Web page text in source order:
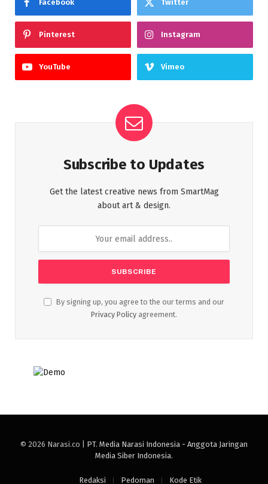
Facebook Twitter
Pinterest Instagram
YouTube Vimeo
Subscribe to Updates
Get the latest creative news from SmartMag
about art & design.
By signing up, you agree to the our terms and our
Privacy Policy agreement.
© 2026 Narasi.co | PT. Media Narasi Indonesia - Anggota Jaringan
Media Siber Indonesia.
Redaksi Pedoman Kode Etik